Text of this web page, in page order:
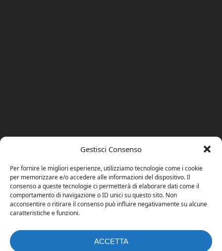
Gestisci Consenso
Per fornire le migliori esperienze, utilizziamo tecnologie come i cookie
per memorizzare e/o accedere alle informazioni del dispositivo. Il
consenso a queste tecnologie ci permetterà di elaborare dati come il
comportamento di navigazione o ID unici su questo sito. Non
acconsentire o ritirare il consenso può influire negativamente su alcune
caratteristiche e funzioni.
ACCETTA